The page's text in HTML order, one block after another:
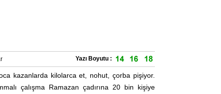
Yazı Boyutu :
kazanlarda kilolarca et, nohut, çorba pişiyor.
çalışma Ramazan çadırına 20 bin kişiye